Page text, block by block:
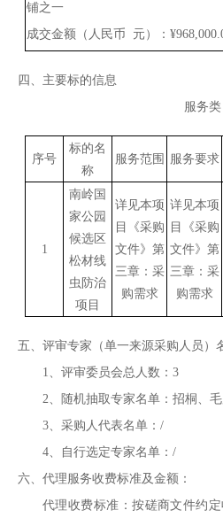
铺之一
成交金额（人民币
元）：
四、 主要标的信息
服务类
序号
标的名
称
服务范围 服务要求
1
南岭国
家公园
候选区
松材线
虫防治
项目
详见本项
目《采购
文件》第
三章：采
购需求
详见本项
目《采购
文件》第
三章：采
购需求
五、评审专家（单一来源采购人员）
1、评审委员会总人数：3
2、随机抽取专家名单：招桐、
3、采购人代表名单：/
4、自行选定专家名单：/
六、代理服务收费标准及金额：
代理收费标准：按磋商文件约定